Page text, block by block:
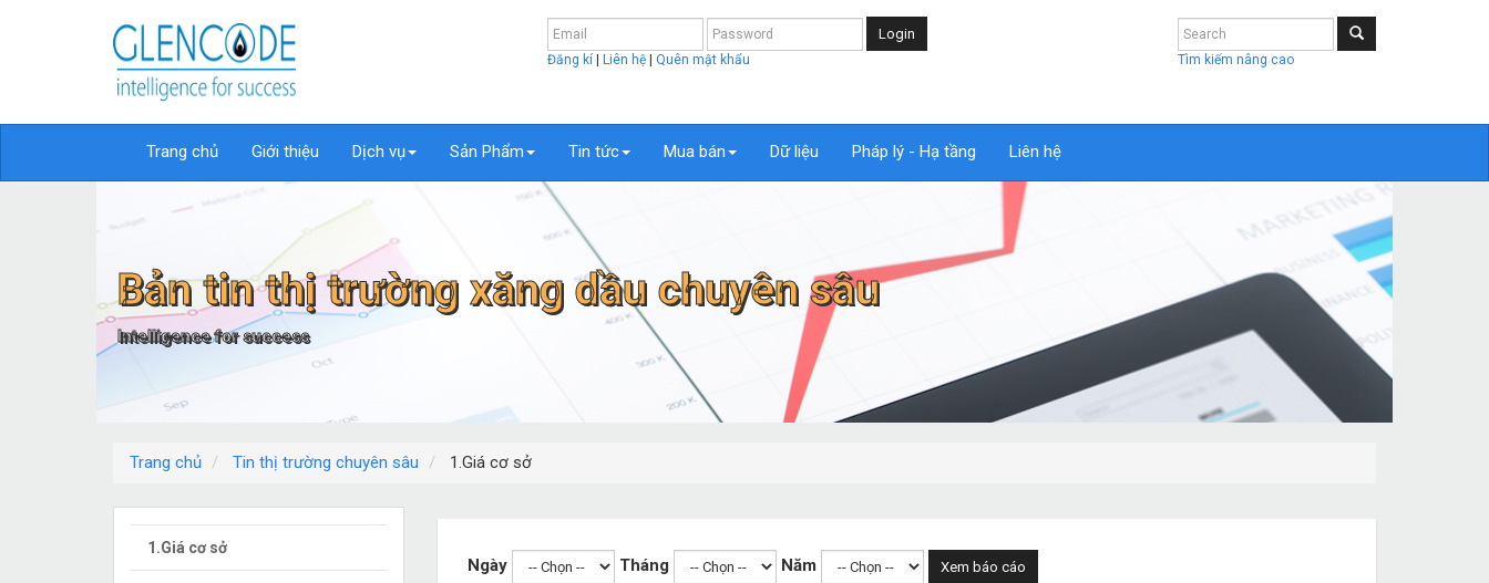
Login
Đăng kí Liên hệ Quên mật khẩu Tìm kiếm nâng cao
Trang chủ Giới thiệu Dịch vụ Sản Phẩm Tin tức Mua bán Dữ liệu Pháp lý - Hạ tầng Liên hệ
Bản tin thị trường xăng dầu chuyên sâu
Intelligence for success
Trang chủ Tin thị trường chuyên sâu 1.Giá cơ sở
1.Giá cơ sở
Ngày Tháng Năm Xem báo cáo